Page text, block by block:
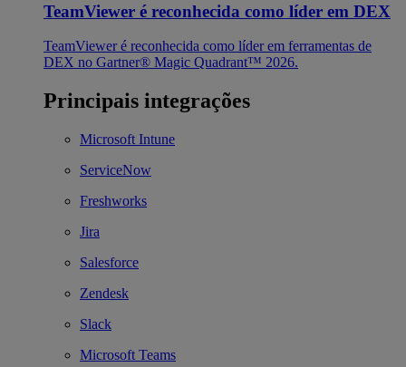
TeamViewer é reconhecida como líder em DEX
TeamViewer é reconhecida como líder em ferramentas de
DEX no Gartner® Magic Quadrant™ 2026.
Principais integrações
Microsoft Intune
ServiceNow
Freshworks
Jira
Salesforce
Zendesk
Slack
Microsoft Teams